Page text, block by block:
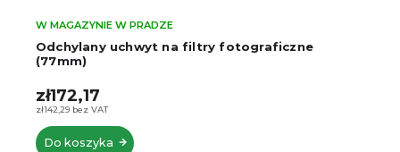
Odchylany uchwyt na filtry fotograficzne
(77mm)
W MAGAZYNIE W PRADZE
zł142,29 bez VAT
zł172,17
Do koszyka